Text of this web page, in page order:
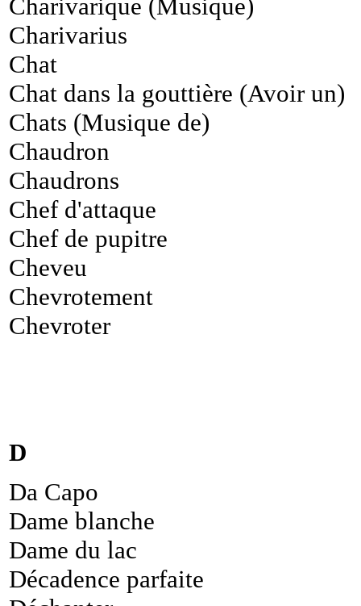
Charivarique (Musique)
Charivarius
Chat
Chat dans la gouttière (Avoir un)
Chats (Musique de)
Chaudron
Chaudrons
Chef d'attaque
Chef de pupitre
Cheveu
Chevrotement
Chevroter
D
Da Capo
Dame blanche
Dame du lac
Décadence parfaite